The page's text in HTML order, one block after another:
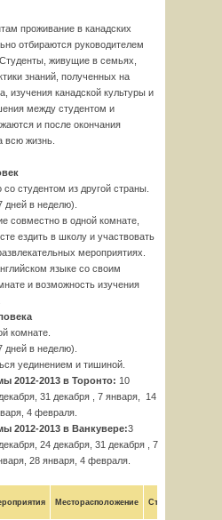
проживание в канадских
отбираются руководителем
живущие в семьях,
знаний, полученных на
изучения канадской культуры и
между студентом и
и после окончания
всю жизнь.
студентом из другой страны.
дней в неделю).
совместно в одной комнате,
ездить в школу и участвовать
мероприятиях.
языке со своим
и возможность изучения
комнате.
дней в неделю).
уединением и тишиной.
2012-2013 в Торонто: 10
31 декабря , 7 января, 14
4 февраля.
2012-2013 в Ванкувере:3
24 декабря, 31 декабря , 7
28 января, 4 февраля.
Месторасположение Стоимость